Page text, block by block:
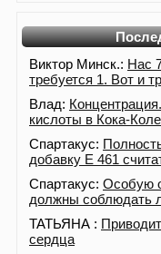
Виктор Минск.: Нас
требуется 1. Вот и
Влад:
кислоты в Кока-
Спартакус:
добавку Е 461
Спартакус: Особую
должны соблюдать
ТАТЬЯНА :
сердца